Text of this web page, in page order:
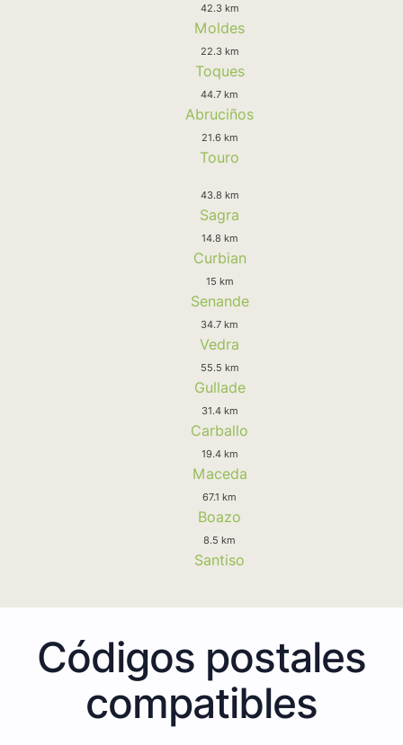
42.3 km
Moldes
22.3 km
Toques
44.7 km
Abruciños
21.6 km
Touro
43.8 km
Sagra
14.8 km
Curbian
15 km
Senande
34.7 km
Vedra
55.5 km
Gullade
31.4 km
Carballo
19.4 km
Maceda
67.1 km
Boazo
8.5 km
Santiso
Códigos postales
compatibles